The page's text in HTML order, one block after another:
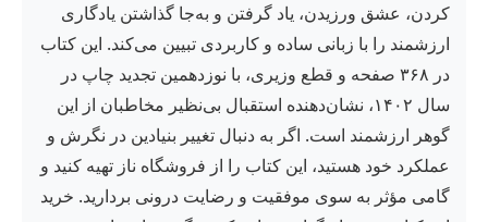
کردن، عشق ورزیدن، یاد گرفتن و به‌جا گذاشتن یادگاری
ارزشمند را با زبانی ساده و کاربردی تبیین می‌کند. این کتاب
در ۳۶۸ صفحه و قطع وزیری، با نوزدهمین تجدید چاپ در
سال ۱۴۰۲، نشان‌دهنده استقبال بی‌نظیر مخاطبان از این
گوهر ارزشمند است. اگر به دنبال تغییر بنیادین در نگرش و
عملکرد خود هستید، این کتاب را از فروشگاه ناز تهیه کنید و
گامی مؤثر به سوی موفقیت و رضایت درونی بردارید. خرید